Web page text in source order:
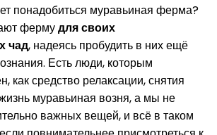
понадобиться муравьиная ферма?
фермудля своих
чад, надеясь пробудить в них ещё
Есть люди, которым
как средство релаксации, снятия
муравьиная возня, а мы не
важных вещей, и всё в таком